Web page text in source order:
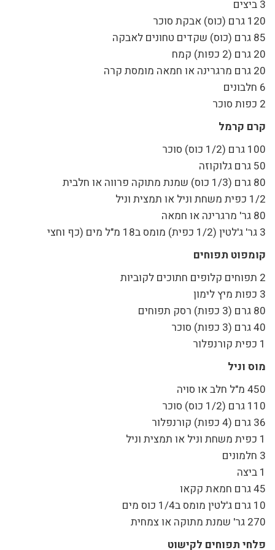
3 ביצים
120 גרם (כוס) אבקת סוכר
85 גרם (כוס) שקדים טחונים לאבקה
20 גרם (2 כפות) קמח
20 גרם מרגרינה או חמאה מומסת קרה
6 חלבונים
2 כפות סוכר
קרם קרמל
100 גרם (1/2 כוס) סוכר
50 גרם גלוקוזה
80 גרם (1/3 כוס) שמנת מתוקה פרווה או חלבית
1/2 כפית משחת וניל או תמצית וניל
80 גר' מרגרינה או חמאה
3 גר' ג'לטין (1/2 כפית) מומס ב18 מ"ל מים (כף וחצי
קומפוט תפוחים
2 תפוחים קלופים חתוכים לקוביות
3 כפות מיץ לימון
80 גרם (3 כפות) רסק תפוחים
40 גרם (3 כפות) סוכר
1 כפית קורנפלור
מוס וניל
450 מ"ל חלב או סויה
110 גרם (1/2 כוס) סוכר
36 גרם (4 כפות) קורנפלור
1 כפית משחת וניל או תמצית וניל
3 חלמונים
1 ביצה
45 גרם חמאת קקאו
10 גרם ג'לטין מומס ב1/4 כוס מים
270 גר' שמנת מתוקה או צמחית
פלחי תפוחים לקישוט